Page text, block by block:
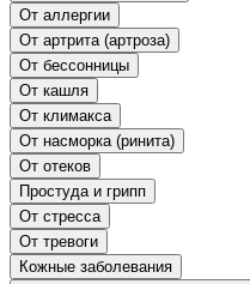
От аллергии
От артрита (артроза)
От бессонницы
От кашля
От климакса
От насморка (ринита)
От отеков
Простуда и грипп
От стресса
От тревоги
Кожные заболевания